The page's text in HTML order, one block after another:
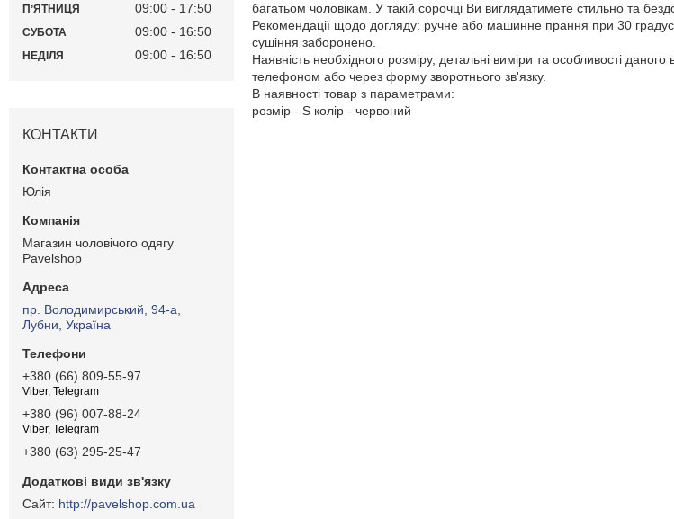
багатьом чоловікам. У такій сорочці Ви виглядатимете стильно та
Рекомендації щодо догляду: ручне або машинне прання при 30
сушіння заборонено.
Наявність необхідного розміру, детальні виміри та особливості
телефоном або через форму зворотнього зв'язку.
В наявності товар з параметрами:
розмір - S колір - червоний
ПʼЯТНИЦЯ 09:00 17:50
СУБОТА 09:00 16:50
НЕДІЛЯ 09:00 16:50
КОНТАКТИ
Юлія
Магазин чоловічого одягу
Pavelshop
пр. Володимирський, 94-а,
Лубни, Україна
+380 (66) 809-55-97
Viber, Telegram
+380 (96) 007-88-24
Viber, Telegram
+380 (63) 295-25-47
http://pavelshop.com.ua